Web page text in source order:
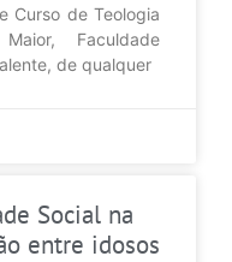
Curso de Teologia
Faculdade
de qualquer
Social na
entre idosos